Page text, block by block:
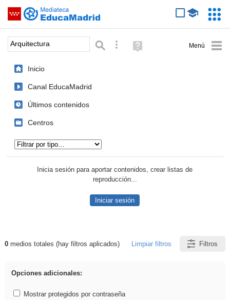
Saltar navegación
Palabra o frase: Búsqueda avanzada
Ayuda
(en
Inicio
Canal EducaMadrid
Últimos contenidos
Centros
Inicia sesión para aportar contenidos, crear listas de
reproducción...
Iniciar sesión
Resultados de: Arquitectura
0medios totales (hay filtros aplicados) Limpiar filtros Filtros
Opciones adicionales:
Mostrar protegidos por contraseña